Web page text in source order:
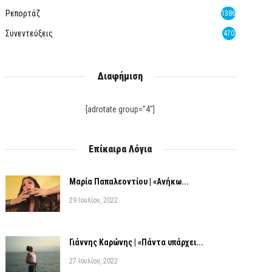
Ρεπορτάζ 1386
Συνεντεύξεις 470
Διαφήμιση
[adrotate group="4"]
Επίκαιρα Λόγια
Μαρία Παπαλεοντίου | «Ανήκω...
29 Ιουλίου, 2022
Γιάννης Καρώνης | «Πάντα υπάρχει...
27 Ιουλίου, 2022